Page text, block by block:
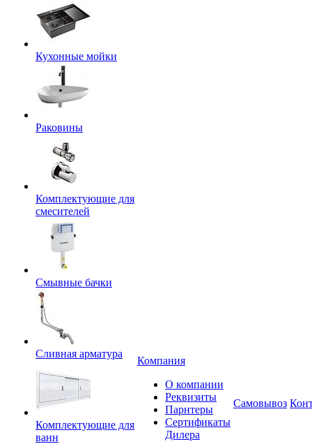
Кухонные мойки
Раковины
Комплектующие для
смесителей
Смывные бачки
Сливная арматура
Комплектующие для
ванн
Компания
О компании
Реквизиты
Парнтеры
Сертификаты
Дилера
Самовывоз